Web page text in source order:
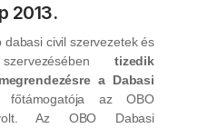
2013.
civil szervezetek és
szervezésébentizedik
a Dabasi
főtámogatója az OBO
Az OBO Dabasi